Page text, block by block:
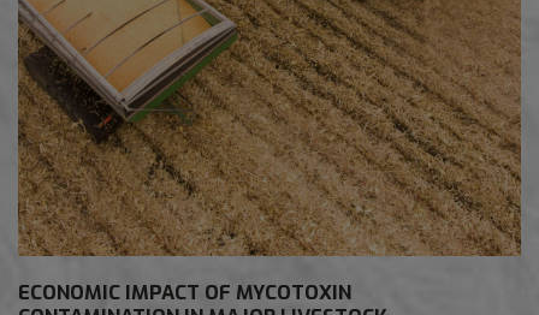
ECONOMIC IMPACT OF MYCOTOXIN